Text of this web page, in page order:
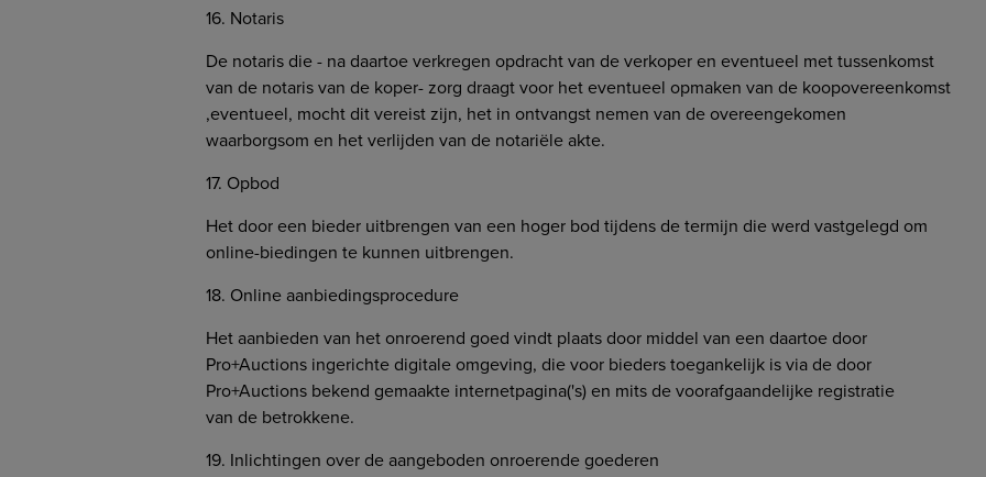
16. Notaris
De notaris die - na daartoe verkregen opdracht van de verkoper en eventueel met tussenkomst
van de notaris van de koper- zorg draagt voor het eventueel opmaken van de koopovereenkomst
,eventueel, mocht dit vereist zijn, het in ontvangst nemen van de overeengekomen
waarborgsom en het verlijden van de notariële akte.
17. Opbod
Het door een bieder uitbrengen van een hoger bod tijdens de termijn die werd vastgelegd om
online-biedingen te kunnen uitbrengen.
18. Online aanbiedingsprocedure
Het aanbieden van het onroerend goed vindt plaats door middel van een daartoe door
Pro+Auctions ingerichte digitale omgeving, die voor bieders toegankelijk is via de door
Pro+Auctions bekend gemaakte internetpagina('s) en mits de voorafgaandelijke registratie
van de betrokkene.
19. Inlichtingen over de aangeboden onroerende goederen